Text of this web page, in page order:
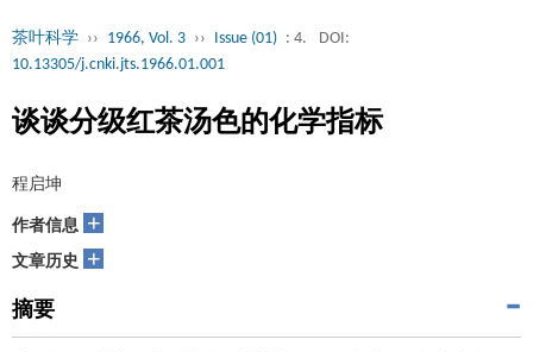
茶叶科学 ›› 1966, Vol. 3 ›› Issue (01) : 4.
DOI:
10.13305/j.cnki.jts.1966.01.001
谈谈分级红茶汤色的化学指标
程启坤
作者信息 +
文章历史 +
摘要